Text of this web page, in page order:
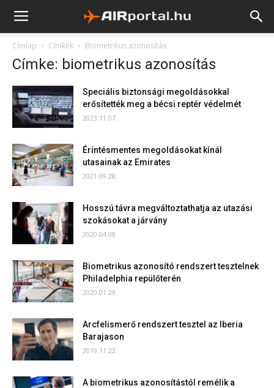
Címlap Címkék Biometrikus azonosítás
Címke: biometrikus azonosítás
Speciális biztonsági megoldásokkal
erősítették meg a bécsi reptér védelmét
2023.11.07.
Érintésmentes megoldásokat kínál
utasainak az Emirates
2021.09.28.
Hosszú távra megváltoztathatja az utazási
szokásokat a járvány
2020.04.08.
Biometrikus azonosító rendszert tesztelnek
Philadelphia repülőterén
2020.01.29.
Arcfelismerő rendszert tesztel az Iberia
Barajason
2019.11.22.
A biometrikus azonosítástól remélik a